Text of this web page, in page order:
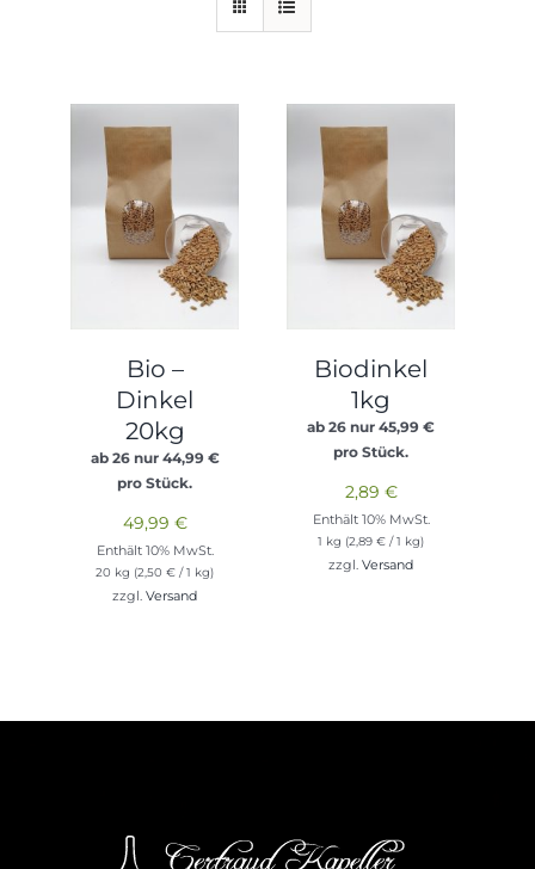
Bio –
Dinkel
20kg
ab 26 nur 44,99 €
pro Stück.
49,99 €
Enthält 10% MwSt.
20 kg (2,50€ / 1 kg)
zzgl.Versand
Biodinkel
1kg
ab 26 nur45,99€
pro Stück.
2,89 €
Enthält 10% MwSt.
1 kg (2,89€ / 1 kg)
zzgl.Versand